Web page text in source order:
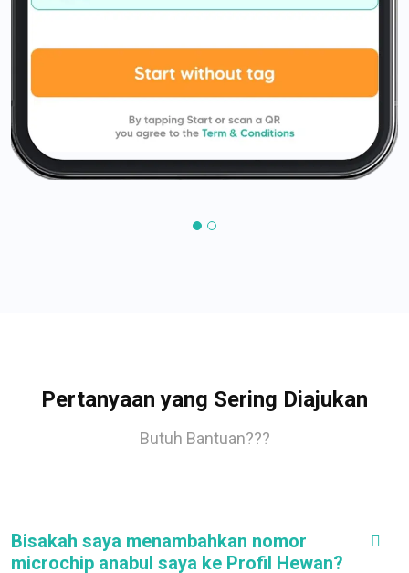
Pertanyaan yang Sering Diajukan
Butuh Bantuan???
Bisakah saya menambahkan nomor
microchip anabul saya ke Profil Hewan?